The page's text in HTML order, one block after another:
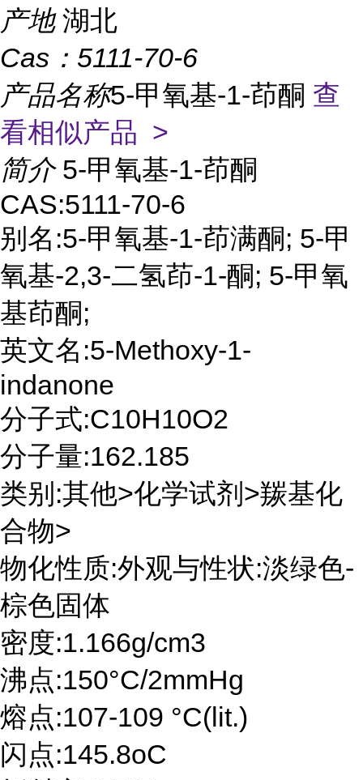
产地 湖北
Cas： 5111-70-6
产品名称5-甲氧基-1-茚酮 查
看相似产品 >
简介 5-甲氧基-1-茚酮
CAS:5111-70-6
别名:5-甲氧基-1-茚满酮; 5-甲
氧基-2,3-二氢茚-1-酮; 5-甲氧
基茚酮;
英文名:5-Methoxy-1-
indanone
分子式:C10H10O2
分子量:162.185
类别:其他>化学试剂>羰基化
合物>
物化性质:外观与性状:淡绿色-
棕色固体
密度:1.166g/cm3
沸点:150°C/2mmHg
熔点:107-109 °C(lit.)
闪点:145.8oC